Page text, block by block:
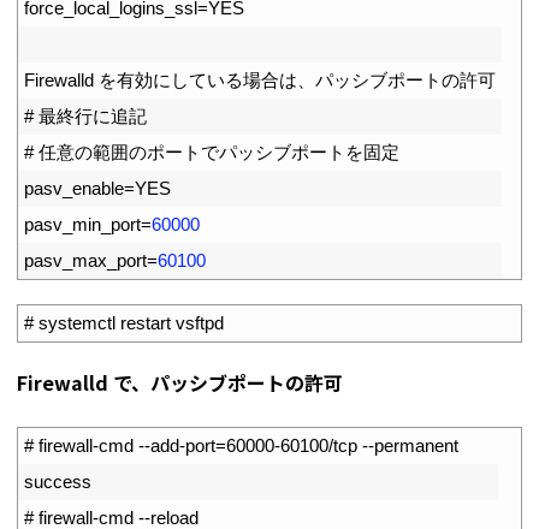
force_local_logins_ssl=YES
Firewalld を有効にしている場合は、パッシブポートの許可
# 最終行に追記
# 任意の範囲のポートでパッシブポートを固定
pasv_enable=YES
pasv_min_port=60000
pasv_max_port=60100
# systemctl restart vsftpd
Firewalld で、パッシブポートの許可
# firewall-cmd --add-port=60000-60100/tcp --permanent
success
# firewall-cmd --reload